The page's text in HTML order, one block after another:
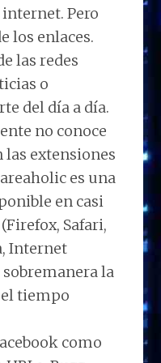
Pero
los enlaces.
las redes
o
del día a día.
no conoce
extensiones
es una
en casi
Safari,
Internet
la
el tiempo
como